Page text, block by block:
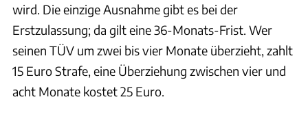
wird. Die einzige Ausnahme gibt es bei der
Erstzulassung; da gilt eine 36-Monats-Frist. Wer
seinen TÜV um zwei bis vier Monate überzieht, zahlt
15 Euro Strafe, eine Überziehung zwischen vier und
acht Monate kostet 25 Euro.